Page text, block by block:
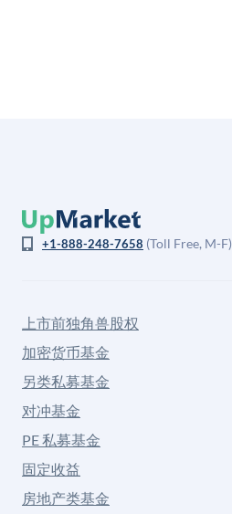
+1-888-248-7658 (Toll Free, M-F)
上市前独角兽股权
加密货币基金
另类私募基金
对冲基金
PE 私募基金
固定收益
房地产类基金